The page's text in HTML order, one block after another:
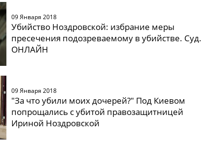
09 Января 2018
Убийство Ноздровской: избрание меры
пресечения подозреваемому в убийстве. Суд.
ОНЛАЙН
09 Января 2018
"За что убили моих дочерей?" Под Киевом
попрощались с убитой правозащитницей
Ириной Ноздровской